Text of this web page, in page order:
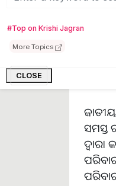
#Top on Krishi Jagran
More Topics
CLOSE
ସମସ୍ତ